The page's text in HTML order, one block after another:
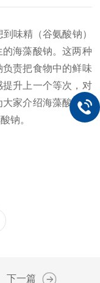
味精（谷氨酸钠）
海藻酸钠。这两种
责把食物中的鲜味
升上一个等次，对
家介绍海藻酸钠出
钠。
下一篇